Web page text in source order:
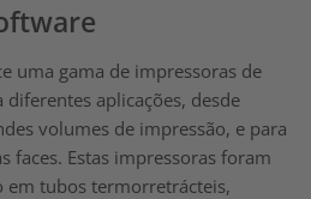
uma gama de impressoras de
aplicações, desde
volumes de impressão, e para
faces. Estas impressoras foram
em tubos termorretrácteis,